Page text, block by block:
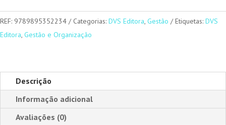
Storytelling
-
e
Fantasia
REF: 9789895352234 Categorias: DVS Editora, Gestão Etiquetas: DVS
Editora, Gestão e Organização
Descrição
Informação adicional
Avaliações (0)